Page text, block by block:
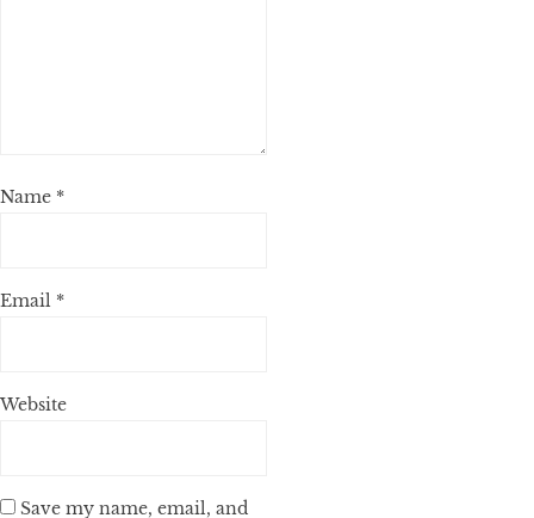
Name *
Email *
Website
Save my name, email, and